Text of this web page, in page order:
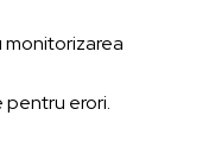
monitorizarea
pentru erori.